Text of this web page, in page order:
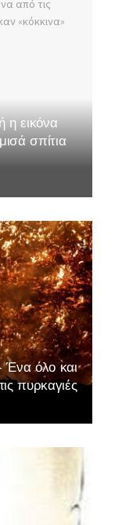
η εικόνα
σπίτια
Ένα όλο και
πυρκαγιές